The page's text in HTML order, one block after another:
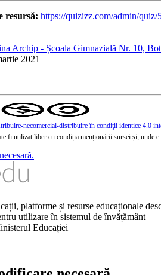
resursă: https://quizizz.com/admin/
Archip - Școala Gimnazială Nr. 10,
2021
necomercial-distribuire în condiţii identice 4.0
fi utilizat liber cu condiția menționării sursei și, unde
platforme și resurse educaționale
utilizare în sistemul de învățământ
Educației